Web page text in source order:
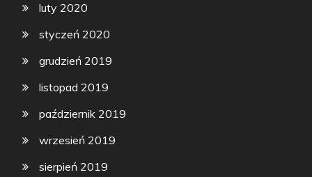
luty 2020
styczeń 2020
grudzień 2019
listopad 2019
październik 2019
wrzesień 2019
sierpień 2019